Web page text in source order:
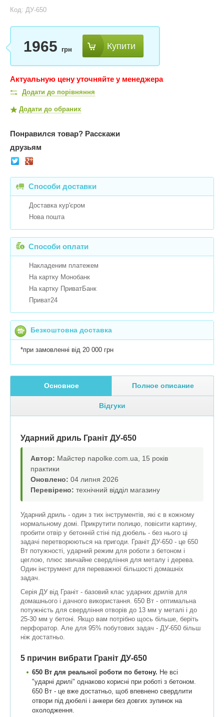
Код: ДУ-650
1965 грн Купити
Актуальную цену уточняйте у менеджера
Додати до порівняння
Додати до обраних
Понравился товар? Расскажи
друзьям
Способи доставки
Доставка кур'єром
Нова пошта
Способи оплати
Накладеним платежем
На картку Монобанк
На картку ПриватБанк
Приват24
Безкоштовна доставка
*при замовленні від 20 000 грн
Основное Полное описание
Відгуки
Ударний дриль Граніт ДУ-650
Автор: Майстер napolke.com.ua, 15 років
практики
Оновлено: 04 липня 2026
Перевірено: технічний відділ магазину
Ударний дриль - один з тих інструментів, які є в кожному
нормальному домі. Прикрутити полицю, повісити картину,
пробити отвір у бетонній стіні під дюбель - без нього ці
задачі перетворюються на пригоди. Граніт ДУ-650 - це 650
Вт потужності, ударний режим для роботи з бетоном і
цеглою, плюс звичайне свердління для металу і дерева.
Один інструмент для переважної більшості домашніх
задач.
Серія ДУ від Граніт - базовий клас ударних дрилів для
домашнього і дачного використання. 650 Вт - оптимальна
потужність для свердління отворів до 13 мм у металі і до
25-30 мм у бетоні. Якщо вам потрібно щось більше, беріть
перфоратор. Але для 95% побутових задач - ДУ-650 більш
ніж достатньо.
5 причин вибрати Граніт ДУ-650
650 Вт для реальної роботи по бетону. Не всі
"ударні дрилі" однаково корисні при роботі з бетоном.
650 Вт - це вже достатньо, щоб впевнено свердлити
отвори під дюбелі і анкери без довгих зупинок на
охолодження.